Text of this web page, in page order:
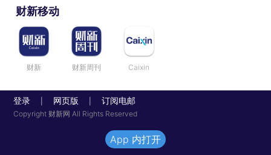
财新移动
财新 财新周刊 Caixin
登录 网页版 订阅电邮
Copyright 财新网 All Rights Reserved
App 内打开